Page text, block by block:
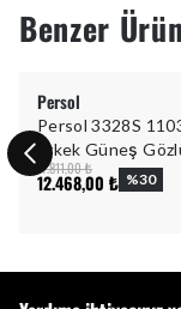
Benzer
Persol
Persol 3328S
Erkek Güneş
17.811,00 ₺
12.468,00 ₺ %30